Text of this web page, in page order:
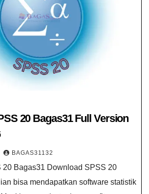
20 Bagas31​ Full Version
BAGAS31132
20 Bagas31 Download SPSS 20
bisa mendapatkan software statistik